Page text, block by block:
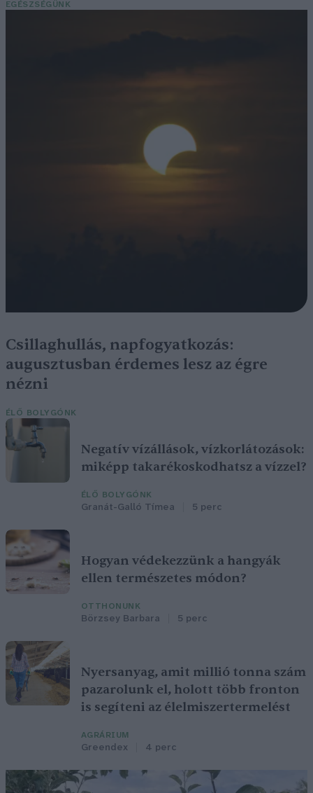
EGÉSZSÉGÜNK
Csillaghullás, napfogyatkozás:
augusztusban érdemes lesz az égre
nézni
ÉLŐ BOLYGÓNK
Negatív vízállások, vízkorlátozások:
miképp takarékoskodhatsz a vízzel?
ÉLŐ BOLYGÓNK
Granát-Galló Tímea 5 perc
Hogyan védekezzünk a hangyák
ellen természetes módon?
OTTHONUNK
Börzsey Barbara 5 perc
Nyersanyag, amit millió tonna szám
pazarolunk el, holott több fronton
is segíteni az élelmiszertermelést
AGRÁRIUM
Greendex 4 perc